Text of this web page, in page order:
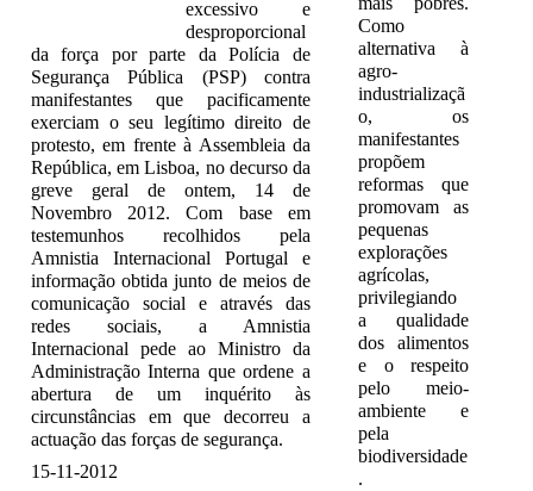
excessivo e
desproporcional
da força por parte da Polícia de
Segurança Pública (PSP) contra
manifestantes que pacificamente
exerciam o seu legítimo direito de
protesto, em frente à Assembleia da
República, em Lisboa, no decurso da
greve geral de ontem, 14 de
Novembro 2012. Com base em
testemunhos recolhidos pela
Amnistia Internacional Portugal e
informação obtida junto de meios de
comunicação social e através das
redes sociais, a Amnistia
Internacional pede ao Ministro da
Administração Interna que ordene a
abertura de um inquérito às
circunstâncias em que decorreu a
actuação das forças de segurança.
15-11-2012
Como
alternativa à
agro-
industrializaçã
o, os
manifestantes
propõem
reformas que
promovam as
pequenas
explorações
agrícolas,
privilegiando
a qualidade
dos alimentos
e o respeito
pelo meio-
ambiente e
pela
biodiversidade
.